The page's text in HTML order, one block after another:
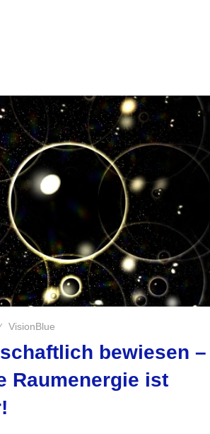
VisionBlue
bewiesen –
Raumenergie ist